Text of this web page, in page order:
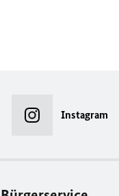
Instagram